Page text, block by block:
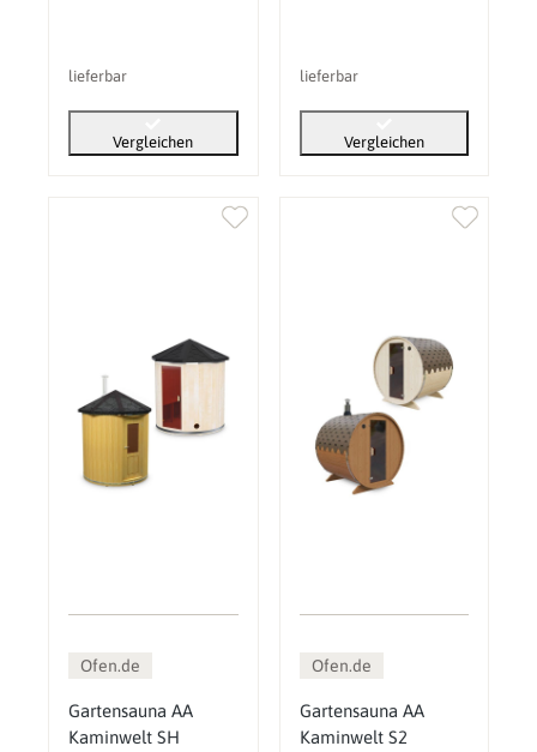
lieferbar
Vergleichen
lieferbar
Vergleichen
Ofen.de
Gartensauna AA
Kaminwelt SH
Ofen.de
Gartensauna AA
Kaminwelt S2